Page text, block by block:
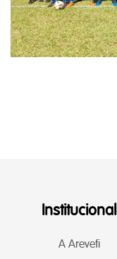
Institucional
A Arevefi